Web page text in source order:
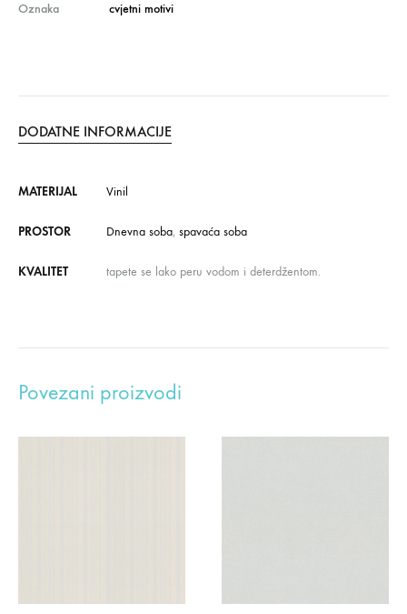
Oznaka
cvjetni motivi
DODATNE INFORMACIJE
MATERIJAL Vinil
PROSTOR Dnevna soba, spavaća soba
KVALITET tapete se lako peru vodom i deterdžentom.
Povezani proizvodi